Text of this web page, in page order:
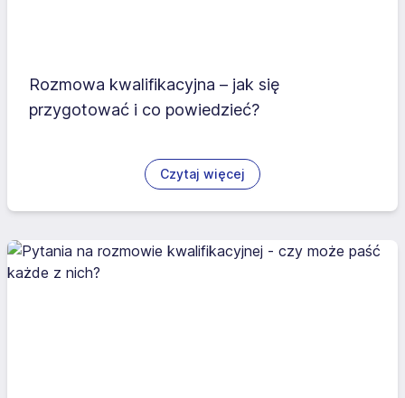
Rozmowa kwalifikacyjna – jak się
przygotować i co powiedzieć?
Czytaj więcej